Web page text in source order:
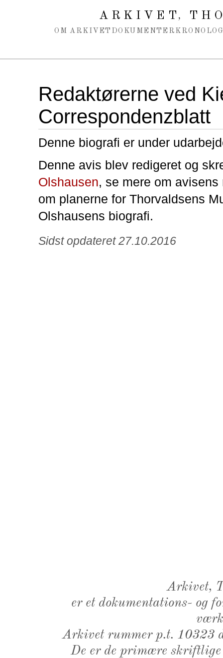
ARKIVET,
OM ARKIVET DOKUMENTER
Redaktørerne ved
Correspondenzblatt
Denne biografi er under
Denne avis blev redigeret og
Olshausen, se mere om
om planerne for Thorvaldsens
Olshausens biografi.
Sidst opdateret 27.10.2016
Arkivet,
er et dokumentations- og
Arkivet rummer p.t. 10323
De er de primære